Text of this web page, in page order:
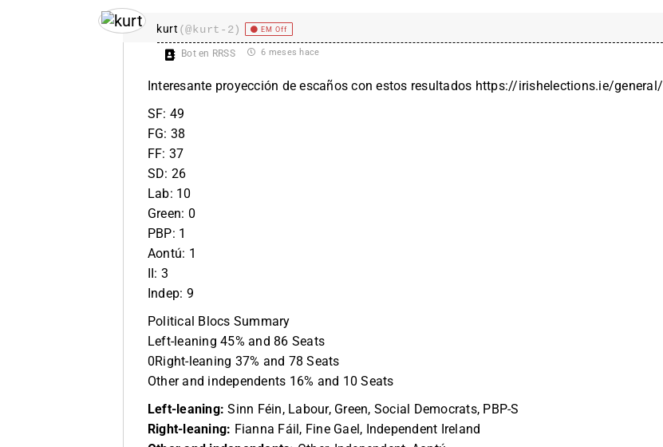
kurt (@kurt-2) EM Off
Bot en RRSS 6 meses hace
Interesante proyección de escaños con estos resultados https://irishelections.ie/general/
SF: 49
FG: 38
FF: 37
SD: 26
Lab: 10
Green: 0
PBP: 1
Aontú: 1
II: 3
Indep: 9
Political Blocs Summary
Left-leaning 45% and 86 Seats
0Right-leaning 37% and 78 Seats
Other and independents 16% and 10 Seats
Left-leaning: Sinn Féin, Labour, Green, Social Democrats, PBP-S
Right-leaning: Fianna Fáil, Fine Gael, Independent Ireland